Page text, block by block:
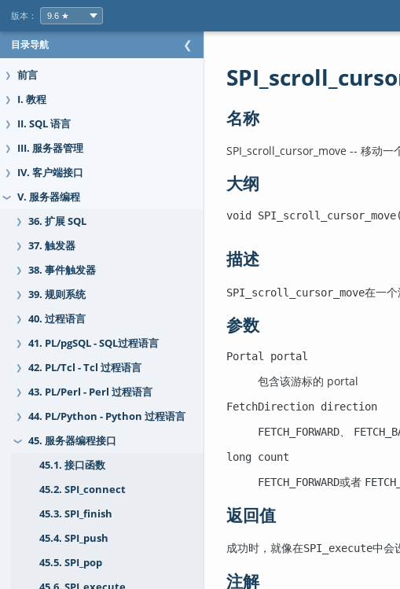
版本：
目录导航 ❮
❯ 前言
❯ I. 教程
❯ II. SQL 语言
❯ III. 服务器管理
❯ IV. 客户端接口
❯ V. 服务器编程
❯ 36. 扩展 SQL
❯ 37. 触发器
❯ 38. 事件触发器
❯ 39. 规则系统
❯ 40. 过程语言
❯ 41. PL/pgSQL - SQL过程语言
❯ 42. PL/Tcl - Tcl 过程语言
❯ 43. PL/Perl - Perl 过程语言
❯ 44. PL/Python - Python 过程语言
❯
45. 服务器编程接口
45.1. 接口函数
45.2. SPI_connect
45.3. SPI_finish
45.4. SPI_push
45.5. SPI_pop
名称
SPI_scroll_cursor_move -- 移动一
大纲
void
描述
SPI_scroll_cursor_move在一
参数
Portal portal
包含该游标的 portal
FetchDirection direction
FETCH_FORWARD、
long count
FETCH_FORWARD或者
返回值
成功时，就像在SPI_execute中会
注解